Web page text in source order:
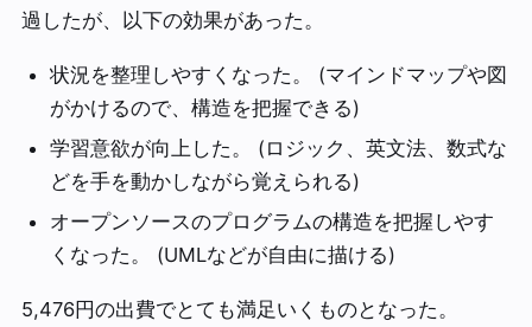
過したが、以下の効果があった。
状況を整理しやすくなった。 (マインドマップや図
がかけるので、構造を把握できる)
学習意欲が向上した。 (ロジック、英文法、数式な
どを手を動かしながら覚えられる)
オープンソースのプログラムの構造を把握しやす
くなった。 (UMLなどが自由に描ける)
5,476円の出費でとても満足いくものとなった。